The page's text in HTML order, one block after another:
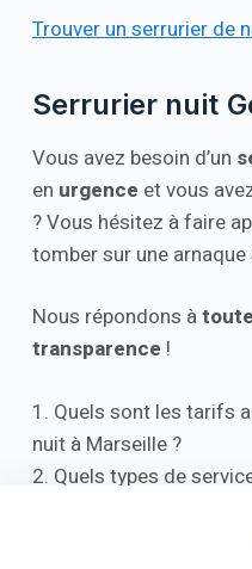
Trouver un serrurier de
Serrurier nuit
Vous avez besoin d’un
en urgence et vous
? Vous hésitez à faire
tomber sur une
Nous répondons à
transparence !
1. Quels sont les tarifs
nuit à Marseille ?
2. Quels types de
3. Quels sont les délais